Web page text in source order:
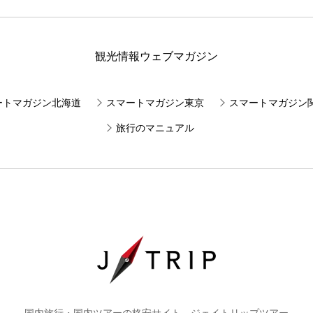
観光情報ウェブマガジン
トマガジン北海道 スマートマガジン東京 スマートマガジン
旅行のマニュアル